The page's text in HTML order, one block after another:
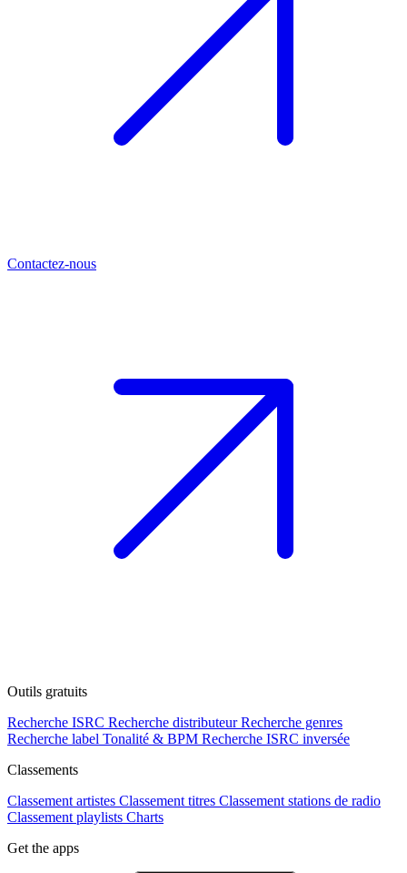
Contactez-nous
Outils gratuits
Recherche ISRC Recherche distributeur Recherche genres
Recherche label Tonalité & BPM Recherche ISRC inversée
Classements
Classement artistes Classement titres Classement stations de radio
Classement playlists Charts
Get the apps